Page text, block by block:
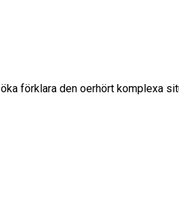
förklara den oerhört komplexa